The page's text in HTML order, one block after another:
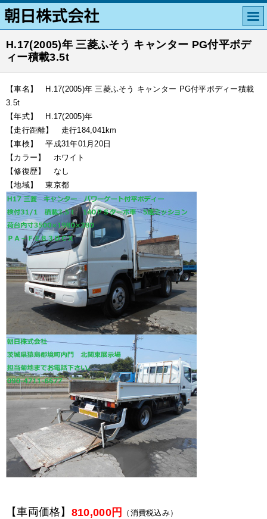
H.17(2005)年 三菱ふそう キャンター PG付平ボデ
ィー積載3.5t
【車名】 H.17(2005)年 三菱ふそう キャンター PG付平ボディー積載
3.5t
【年式】 H.17(2005)年
【走行距離】 走行184,041km
【車検】 平成31年01月20日
【カラー】 ホワイト
【修復歴】 なし
【地域】 東京都
【車両価格】 810,000円 （消費税込み）